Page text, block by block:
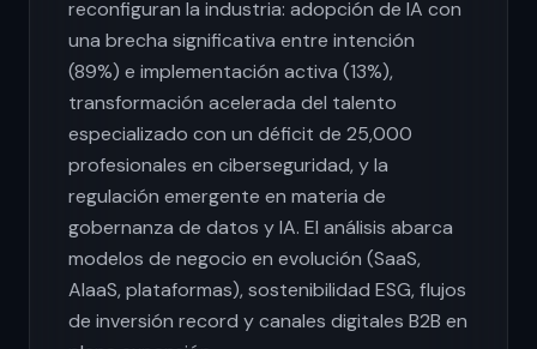
reconfiguran la industria: adopción de IA con
una brecha significativa entre intención
(89%) e implementación activa (13%),
transformación acelerada del talento
especializado con un déficit de 25,000
profesionales en ciberseguridad, y la
regulación emergente en materia de
gobernanza de datos y IA. El análisis abarca
modelos de negocio en evolución (SaaS,
AIaaS, plataformas), sostenibilidad ESG, flujos
de inversión record y canales digitales B2B en